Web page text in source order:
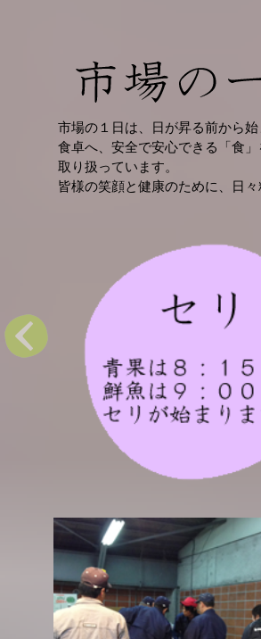
市場の１日は、日が昇る前から始
食卓へ、安全で安心できる「食
取り扱っています。
皆様の笑顔と健康のために、日々